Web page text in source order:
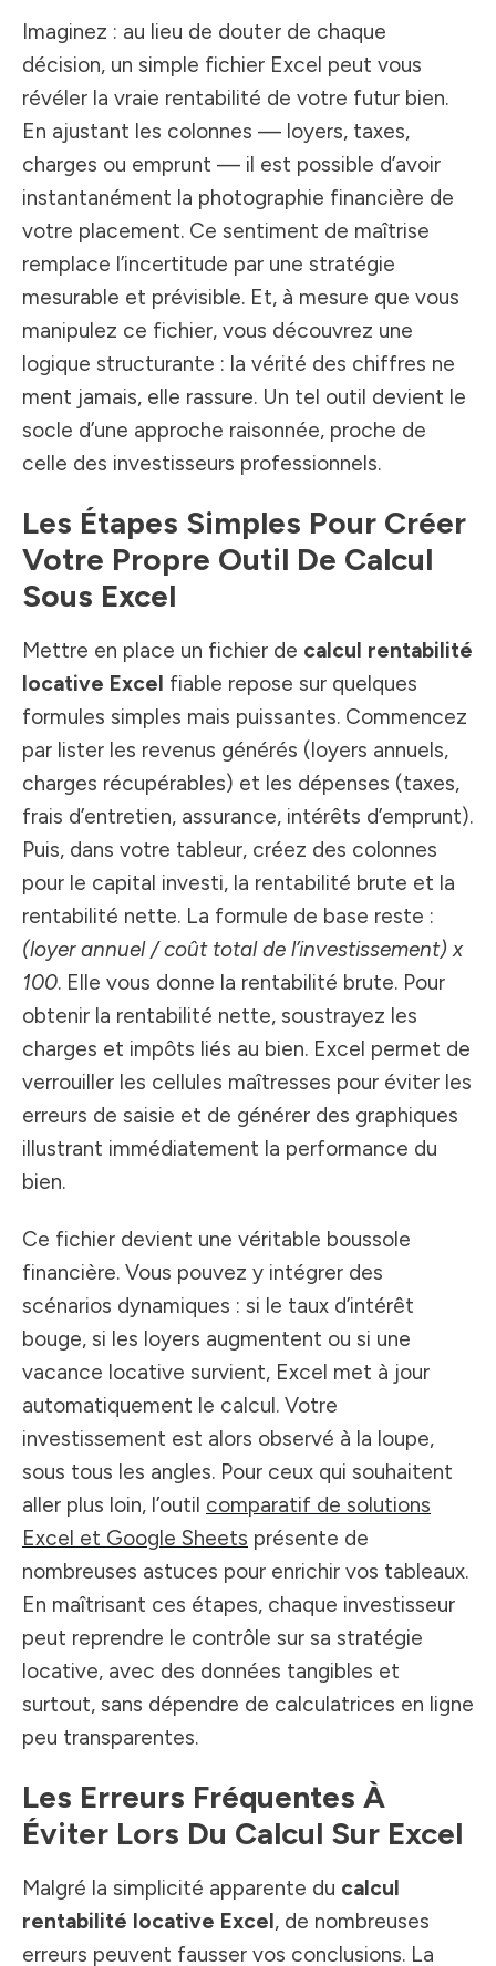
Imaginez : au lieu de douter de chaque
décision, un simple fichier Excel peut vous
révéler la vraie rentabilité de votre futur bien.
En ajustant les colonnes — loyers, taxes,
charges ou emprunt — il est possible d’avoir
instantanément la photographie financière de
votre placement. Ce sentiment de maîtrise
remplace l’incertitude par une stratégie
mesurable et prévisible. Et, à mesure que vous
manipulez ce fichier, vous découvrez une
logique structurante : la vérité des chiffres ne
ment jamais, elle rassure. Un tel outil devient le
socle d’une approche raisonnée, proche de
celle des investisseurs professionnels.
Les Étapes Simples Pour Créer
Votre Propre Outil De Calcul
Sous Excel
Mettre en place un fichier de calcul rentabilité
locative Excel fiable repose sur quelques
formules simples mais puissantes. Commencez
par lister les revenus générés (loyers annuels,
charges récupérables) et les dépenses (taxes,
frais d’entretien, assurance, intérêts d’emprunt).
Puis, dans votre tableur, créez des colonnes
pour le capital investi, la rentabilité brute et la
rentabilité nette. La formule de base reste :
(loyer annuel / coût total de l’investissement) x
100. Elle vous donne la rentabilité brute. Pour
obtenir la rentabilité nette, soustrayez les
charges et impôts liés au bien. Excel permet de
verrouiller les cellules maîtresses pour éviter les
erreurs de saisie et de générer des graphiques
illustrant immédiatement la performance du
bien.
Ce fichier devient une véritable boussole
financière. Vous pouvez y intégrer des
scénarios dynamiques : si le taux d’intérêt
bouge, si les loyers augmentent ou si une
vacance locative survient, Excel met à jour
automatiquement le calcul. Votre
investissement est alors observé à la loupe,
sous tous les angles. Pour ceux qui souhaitent
aller plus loin, l’outil comparatif de solutions
Excel et Google Sheets présente de
nombreuses astuces pour enrichir vos tableaux.
En maîtrisant ces étapes, chaque investisseur
peut reprendre le contrôle sur sa stratégie
locative, avec des données tangibles et
surtout, sans dépendre de calculatrices en ligne
peu transparentes.
Les Erreurs Fréquentes À
Éviter Lors Du Calcul Sur Excel
Malgré la simplicité apparente du calcul
rentabilité locative Excel, de nombreuses
erreurs peuvent fausser vos conclusions. La